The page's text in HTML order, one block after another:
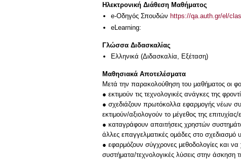
Ηλεκτρονική Διάθεση Μαθήματος
e-Οδηγός Σπουδών https://qa.auth.gr/el/
eLearning:
Γλώσσα Διδασκαλίας
Ελληνικά (Διδασκαλία, Εξέταση)
Μαθησιακά Αποτελέσματα
Μετά την παρακολούθηση του μαθήματος οι
● εκτιμούν τις τεχνολογικές ανάγκες της
● σχεδιάζουν πρωτόκολλα εφαρμογής νέων
εκτιμούν/αξιολογούν το μέγεθος της
● καταγράφουν απαιτήσεις χρηστών
άλλες επαγγελματικές ομάδες στο σχεδιασμό
● εφαρμόζουν σύγχρονες μεθοδολογίες και
συστήματα/τεχνολογικές λύσεις στην άσκηση